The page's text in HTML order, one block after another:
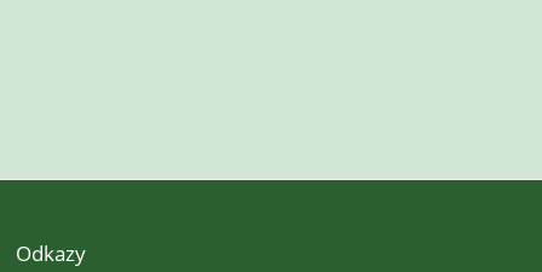
Odkazy